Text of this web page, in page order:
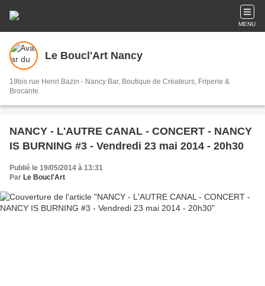
MENU
Le Boucl'Art Nancy
19bis rue Henri Bazin - Nancy Bar, Boutique de Créateurs, Friperie &
Brocante.
NANCY - L'AUTRE CANAL - CONCERT - NANCY
IS BURNING #3 - Vendredi 23 mai 2014 - 20h30
Publié le 19/05/2014 à 13:31
Par Le Boucl'Art